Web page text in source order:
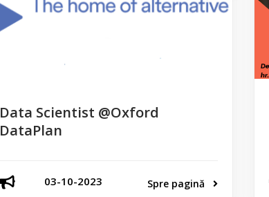
Data Scientist @Oxford
DataPlan
03-10-2023 Spre pagină